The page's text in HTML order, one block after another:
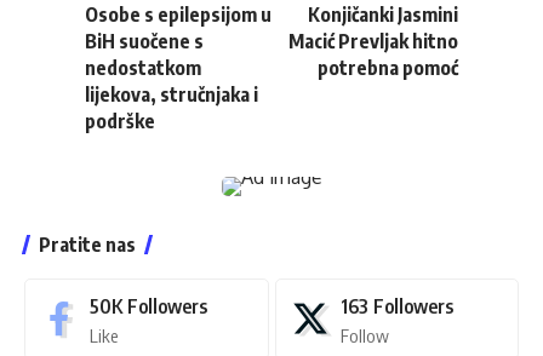
Osobe s epilepsijom u
BiH suočene s
nedostatkom
lijekova, stručnjaka i
podrške
Konjičanki Jasmini
Macić Prevljak hitno
potrebna pomoć
Pratite nas
50K Followers
Like
163 Followers
Follow